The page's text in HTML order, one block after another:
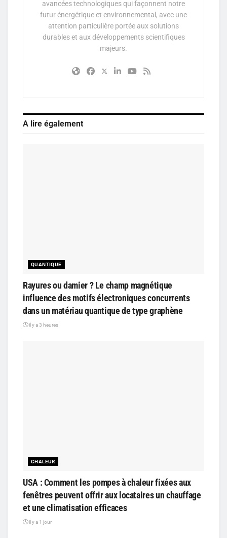
avancées technologiques qui façonnent notre
futur énergétique et environnemental, avec une
attention particulière portée aux solutions
durables et aux développements scientifiques
majeurs.
A lire également
QUANTIQUE
Rayures ou damier ? Le champ magnétique
influence des motifs électroniques concurrents
dans un matériau quantique de type graphène
il y a 3 heures
CHALEUR
USA : Comment les pompes à chaleur fixées aux
fenêtres peuvent offrir aux locataires un chauffage
et une climatisation efficaces
il y a 1 jour